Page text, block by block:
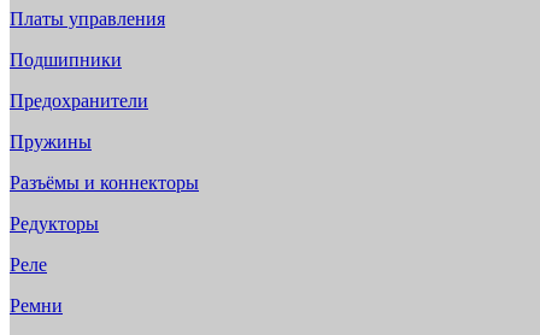
Платы управления
Подшипники
Предохранители
Пружины
Разъёмы и коннекторы
Редукторы
Реле
Ремни